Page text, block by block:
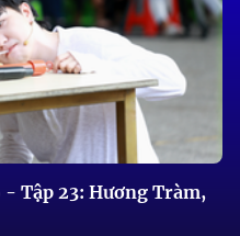
Tập 23: Hương Tràm,